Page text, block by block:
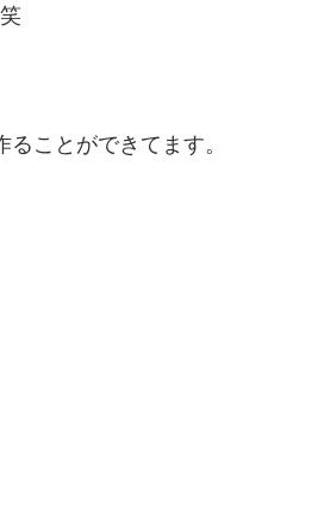
ことができてます。